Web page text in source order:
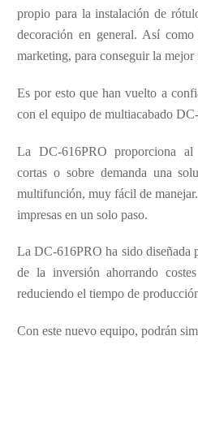
propio para la instalación de
decoración en general. Así
marketing, para conseguir la mejor
Es por esto que han vuelto a
con el equipo de multiacabado
La DC-616PRO proporciona
cortas o sobre demanda una
multifunción, muy fácil de
impresas en un solo paso.
La DC-616PRO ha sido diseñada
de la inversión ahorrando
reduciendo el tiempo de
Con este nuevo equipo, podrán